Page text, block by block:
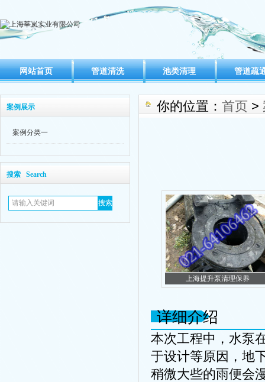
网站首页 管道清洗 池类清理 管道疏
案例展示
案例分类一
搜索 Search
你的位置： 首页 >
上海提升泵清理保养
详细介绍
本次工程中，水泵
于设计等原因，地
稍微大些的雨便会